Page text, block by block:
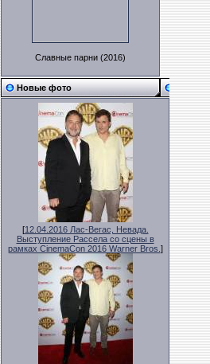
Славные парни (2016)
Новые фото
[12.04.2016 Лас-Вегас, Невада.
Выступление Рассела со сцены в
рамках CinemaCon 2016 Warner Bros. ]